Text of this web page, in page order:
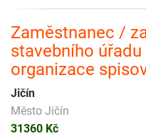
Zaměstnanec /
stavebního
organizace
Jičín
Město Jičín
31360 Kč